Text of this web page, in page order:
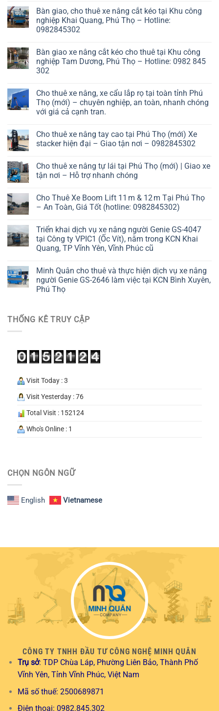
Bàn giao, cho thuê xe nâng cắt kéo tại Khu công
nghiệp Khai Quang, Phú Thọ – Hotline:
0982845302
Bàn giao xe nâng cắt kéo cho thuê tại Khu công
nghiệp Tam Dương, Phú Thọ – Hotline: 0982 845
302
Cho thuê xe nâng, xe cẩu lắp rọ tại toàn tỉnh Phú
Thọ (mới) – chuyên nghiệp, an toàn, nhanh chóng
với giá cả cạnh tran.
Cho thuê xe nâng tay cao tại Phú Thọ (mới) Xe
stacker hiện đại – Giao tận nơi – 0982845302
Cho thuê xe nâng tự lái tại Phú Thọ (mới) | Giao xe
tận nơi – Hỗ trợ nhanh chóng
Cho Thuê Xe Boom Lift 11 m & 12 m Tại Phú Thọ
– An Toàn, Giá Tốt (hotline: 0982845302)
Triển khai dịch vụ xe nâng người Genie GS-4047
tại Công ty VPIC1 (Ốc Vít), nằm trong KCN Khai
Quang, TP Vĩnh Yên, Vĩnh Phúc cũ
Minh Quân cho thuê và thực hiện dịch vụ xe nâng
người Genie GS-2646 làm việc tại KCN Bình Xuyên,
Phú Thọ
THỐNG KÊ TRUY CẬP
Visit Today : 3
Visit Yesterday : 76
Total Visit : 152124
Who's Online : 1
CHỌN NGÔN NGỮ
English Vietnamese
CÔNG TY TNHH ĐẦU TƯ CÔNG NGHỆ MINH QUÂN
Trụ sở: TDP Chùa Láp, Phường Liên Bảo, Thành Phố
Vĩnh Yên, Tỉnh Vĩnh Phúc, Việt Nam
Mã số thuế: 2500689871
Điện thoại: 0982.845.302